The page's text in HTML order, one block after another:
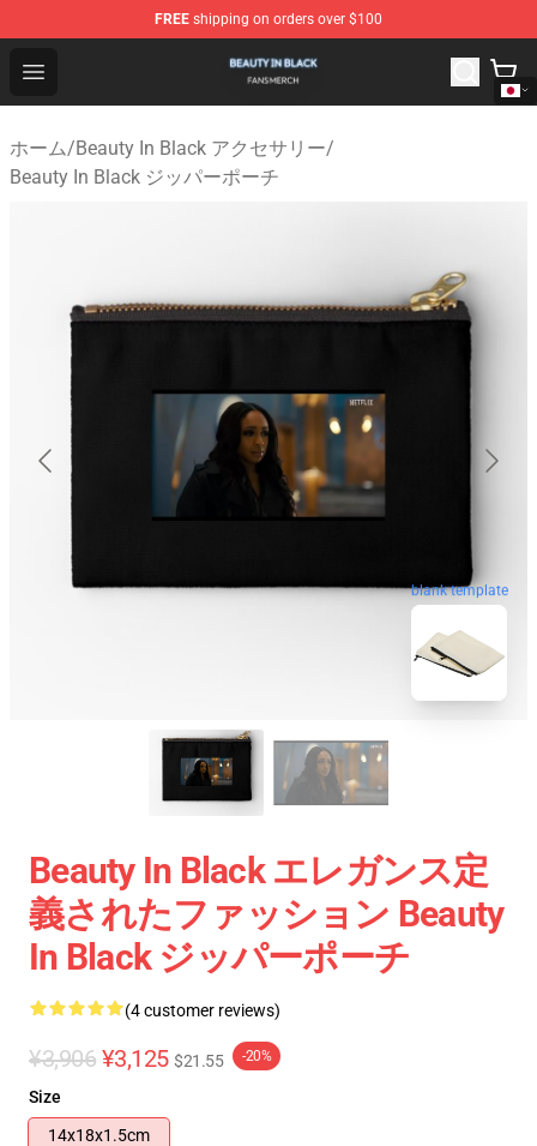
FREE shipping on orders over $100
Open menu
Beauty In Black Shop - Official Beauty In Black
ホーム/Beauty In Black アクセサリー/
Beauty In Black ジッパーポーチ
blank template
Beauty In Black エレガンス定
義されたファッション Beauty
In Black ジッパーポーチ
(4 customer reviews)
¥3,906 ¥3,125 $21.55 -20%
Size
14x18x1.5cm